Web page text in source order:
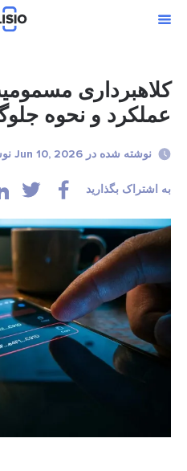
کلاهبرداری
عملکرد و نحوه
نوشته شده در Jun 10, 2026 نوشته شده توسط Simon Chartan
به اشتراک بگذارید